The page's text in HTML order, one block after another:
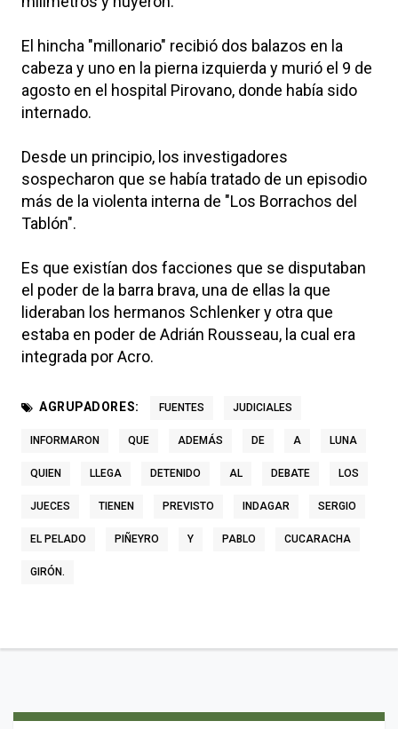
El hincha "millonario" recibió dos balazos en la
cabeza y uno en la pierna izquierda y murió el 9 de
agosto en el hospital Pirovano, donde había sido
internado.
Desde un principio, los investigadores
sospecharon que se había tratado de un episodio
más de la violenta interna de "Los Borrachos del
Tablón".
Es que existían dos facciones que se disputaban
el poder de la barra brava, una de ellas la que
lideraban los hermanos Schlenker y otra que
estaba en poder de Adrián Rousseau, la cual era
integrada por Acro.
AGRUPADORES: FUENTES JUDICIALES
INFORMARON QUE ADEMÁS DE A LUNA
QUIEN LLEGA DETENIDO AL DEBATE LOS
JUECES TIENEN PREVISTO INDAGAR SERGIO
EL PELADO PIÑEYRO Y PABLO CUCARACHA
GIRÓN.